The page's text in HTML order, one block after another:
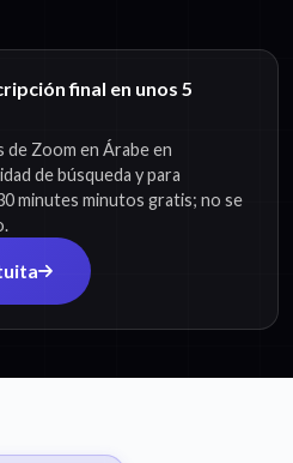
final en unos 5
de Zoom en Árabe en
de búsqueda y para
minutes minutos gratis; no se